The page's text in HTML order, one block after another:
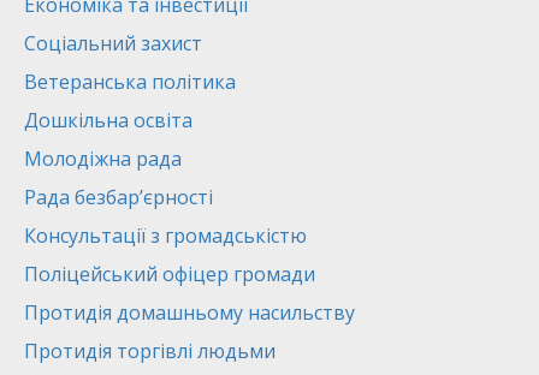
Соціальний захист
Ветеранська політика
Дошкільна освіта
Молодіжна рада
Рада безбар’єрності
Консультації з громадськістю
Поліцейський офіцер громади
Протидія домашньому насильству
Протидія торгівлі людьми